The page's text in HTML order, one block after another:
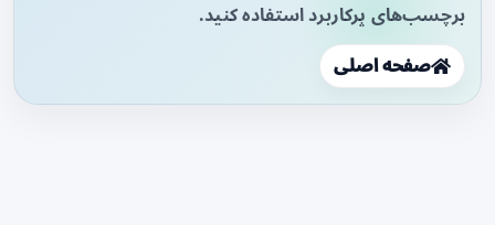
برچسب‌های پرکاربرد استفاده کنید.
صفحه اصلی